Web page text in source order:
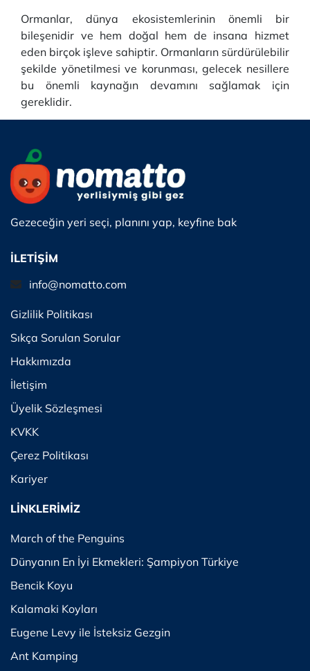
Ormanlar, dünya ekosistemlerinin önemli bir
bileşenidir ve hem doğal hem de insana hizmet
eden birçok işleve sahiptir. Ormanların sürdürülebilir
şekilde yönetilmesi ve korunması, gelecek nesillere
bu önemli kaynağın devamını sağlamak için
gereklidir.
Gezeceğin yeri seçi, planını yap, keyfine bak
İLETİŞİM
info@nomatto.com
Gizlilik Politikası
Sıkça Sorulan Sorular
Hakkımızda
İletişim
Üyelik Sözleşmesi
KVKK
Çerez Politikası
Kariyer
LİNKLERİMİZ
March of the Penguins
Dünyanın En İyi Ekmekleri: Şampiyon Türkiye
Bencik Koyu
Kalamaki Koyları
Eugene Levy ile İsteksiz Gezgin
Ant Kamping